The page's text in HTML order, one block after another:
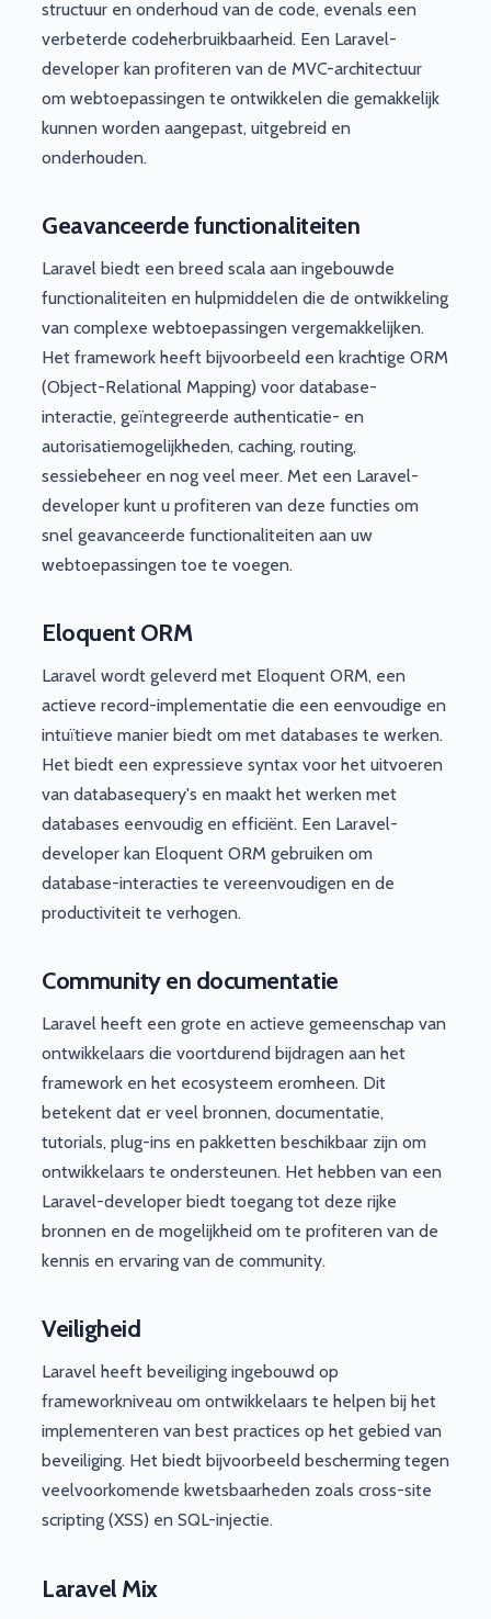
structuur en onderhoud van de code, evenals een
verbeterde codeherbruikbaarheid. Een Laravel-
developer kan profiteren van de MVC-architectuur
om webtoepassingen te ontwikkelen die gemakkelijk
kunnen worden aangepast, uitgebreid en
onderhouden.
Geavanceerde functionaliteiten
Laravel biedt een breed scala aan ingebouwde
functionaliteiten en hulpmiddelen die de ontwikkeling
van complexe webtoepassingen vergemakkelijken.
Het framework heeft bijvoorbeeld een krachtige ORM
(Object-Relational Mapping) voor database-
interactie, geïntegreerde authenticatie- en
autorisatiemogelijkheden, caching, routing,
sessiebeheer en nog veel meer. Met een Laravel-
developer kunt u profiteren van deze functies om
snel geavanceerde functionaliteiten aan uw
webtoepassingen toe te voegen.
Eloquent ORM
Laravel wordt geleverd met Eloquent ORM, een
actieve record-implementatie die een eenvoudige en
intuïtieve manier biedt om met databases te werken.
Het biedt een expressieve syntax voor het uitvoeren
van databasequery's en maakt het werken met
databases eenvoudig en efficiënt. Een Laravel-
developer kan Eloquent ORM gebruiken om
database-interacties te vereenvoudigen en de
productiviteit te verhogen.
Community en documentatie
Laravel heeft een grote en actieve gemeenschap van
ontwikkelaars die voortdurend bijdragen aan het
framework en het ecosysteem eromheen. Dit
betekent dat er veel bronnen, documentatie,
tutorials, plug-ins en pakketten beschikbaar zijn om
ontwikkelaars te ondersteunen. Het hebben van een
Laravel-developer biedt toegang tot deze rijke
bronnen en de mogelijkheid om te profiteren van de
kennis en ervaring van de community.
Veiligheid
Laravel heeft beveiliging ingebouwd op
frameworkniveau om ontwikkelaars te helpen bij het
implementeren van best practices op het gebied van
beveiliging. Het biedt bijvoorbeeld bescherming tegen
veelvoorkomende kwetsbaarheden zoals cross-site
scripting (XSS) en SQL-injectie.
Laravel Mix